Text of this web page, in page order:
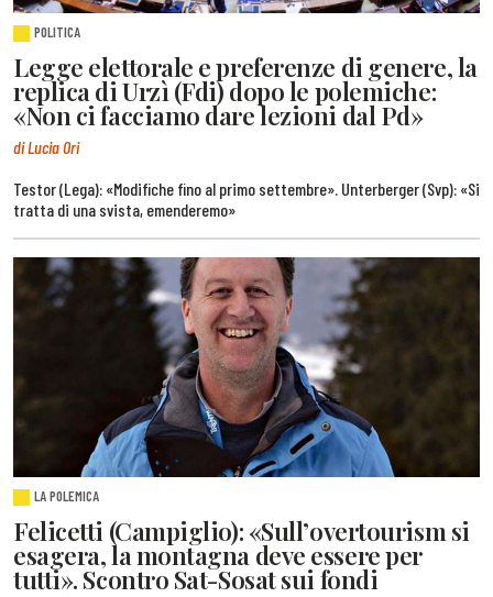
POLITICA
Legge elettorale e preferenze di genere, la
replica di Urzì (Fdi) dopo le polemiche:
«Non ci facciamo dare lezioni dal Pd»
di Lucia Ori
Testor (Lega): «Modifiche fino al primo settembre». Unterberger (Svp): «Si
tratta di una svista, emenderemo»
LA POLEMICA
Felicetti (Campiglio): «Sull’overtourism si
esagera, la montagna deve essere per
tutti». Scontro Sat-Sosat sui fondi